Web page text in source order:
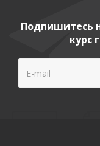
Подпишитесь
курс